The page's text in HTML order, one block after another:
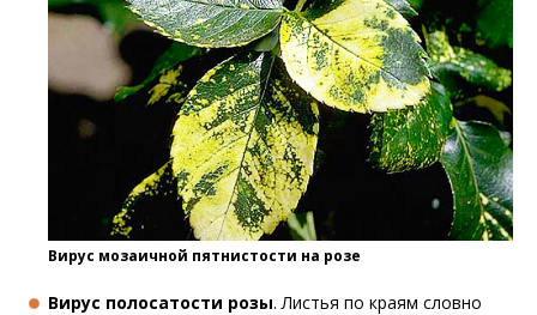
Вирус мозаичной пятнистости на розе
Вирус полосатости розы. Листья по краям словно